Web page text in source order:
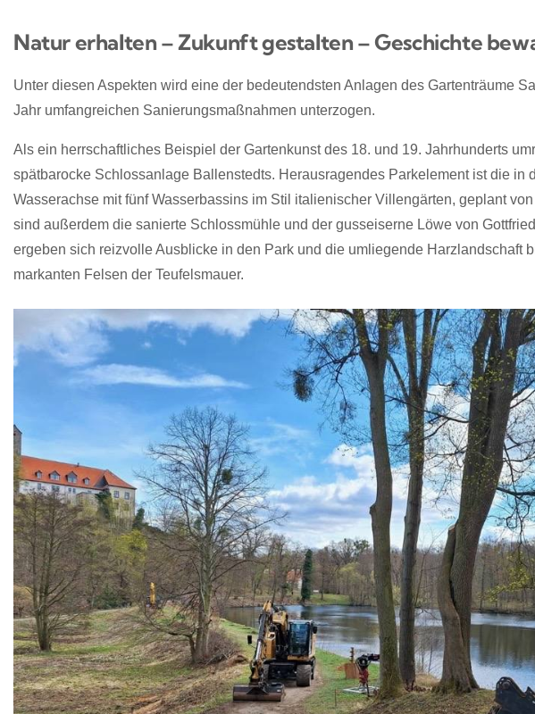
Natur erhalten – Zukunft gestalten – Geschichte
Unter diesen Aspekten wird eine der bedeutendsten Anlagen des Gartenträume
Jahr umfangreichen Sanierungsmaßnahmen unterzogen.
Als ein herrschaftliches Beispiel der Gartenkunst des 18. und 19. Jahrhunderts
spätbarocke Schlossanlage Ballenstedts. Herausragendes Parkelement ist die in
Wasserachse mit fünf Wasserbassins im Stil italienischer Villengärten, geplant
sind außerdem die sanierte Schlossmühle und der gusseiserne Löwe von
ergeben sich reizvolle Ausblicke in den Park und die umliegende Harzlandschaft
markanten Felsen der Teufelsmauer.